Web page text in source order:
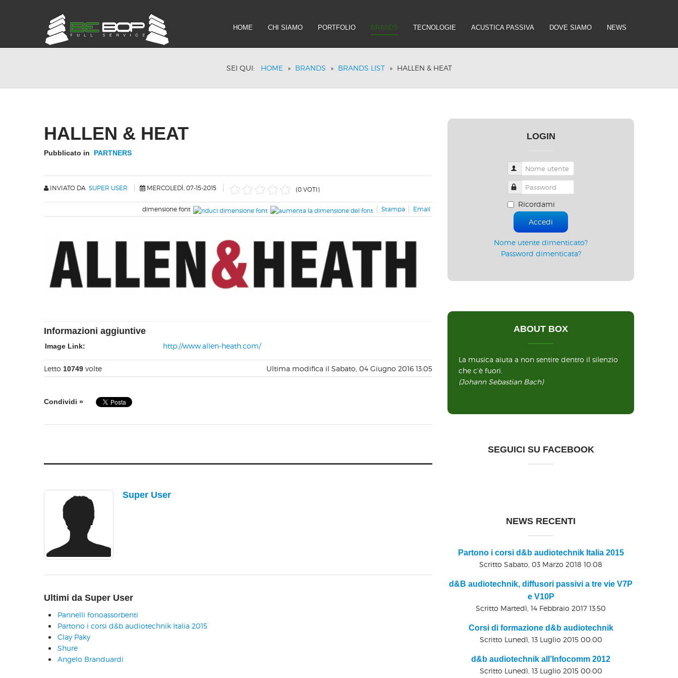
HOME CHI SIAMO PORTFOLIO BRANDS TECNOLOGIE ACUSTICA PASSIVA DOVE SIAMO NEWS
SEI QUI: HOME » BRANDS » BRANDS LIST » HALLEN & HEAT
HALLEN & HEAT
Pubblicato in PARTNERS
INVIATO DA SUPER USER MERCOLEDÌ, 07-15-2015 (0 VOTI)
dimensione font Stampa Email
Informazioni aggiuntive
Image Link: http://www.allen-heath.com/
Letto 10749 volte Ultima modifica il Sabato, 04 Giugno 2016 13:05
Condividi »
Super User
Ultimi da Super User
Pannelli fonoassorbenti
Partono i corsi d&b audiotechnik Italia 2015
Clay Paky
Shure
Angelo Branduardi
LOGIN
Nome utente
Password
Ricordami
Accedi
Nome utente dimenticato?
Password dimenticata?
ABOUT BOX
La musica aiuta a non sentire dentro il silenzio
che c’è fuori.
(Johann Sebastian Bach)
SEGUICI SU FACEBOOK
NEWS RECENTI
Partono i corsi d&b audiotechnik Italia 2015
Scritto Sabato, 03 Marzo 2018 10:08
d&B audiotechnik, diffusori passivi a tre vie V7P
e V10P
Scritto Martedì, 14 Febbraio 2017 13:50
Corsi di formazione d&b audiotechnik
Scritto Lunedì, 13 Luglio 2015 00:00
d&b audiotechnik all’Infocomm 2012
Scritto Lunedì, 13 Luglio 2015 00:00